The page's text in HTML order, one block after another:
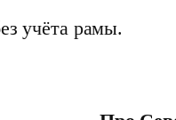
учёта рамы.